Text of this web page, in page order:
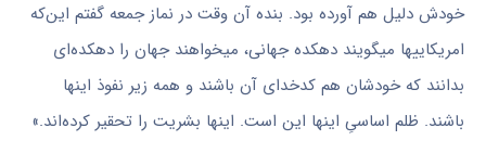
خودش دلیل هم آورده بود. بنده آن وقت در نماز جمعه گفتم این‌که
امریکاییها میگویند دهکده‌ جهانی، میخواهند جهان را دهکده‌ای
بدانند که خودشان هم کدخدای آن باشند و همه زیر نفوذ اینها
باشند. ظلم اساسیِ اینها این است. اینها بشریت را تحقیر کرده‌اند.»